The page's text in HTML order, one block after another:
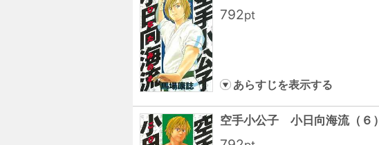
792pt
あらすじを表示する
空手小公子 小日向海流（６）